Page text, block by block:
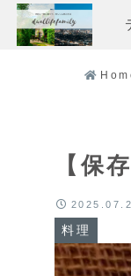
【保
料理